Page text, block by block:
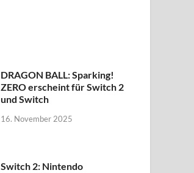
DRAGON BALL: Sparking!
ZERO erscheint für Switch 2
und Switch
16. November 2025
Switch 2: Nintendo